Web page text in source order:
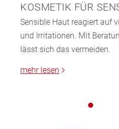
KOSMETIK FÜR
Sensible Haut reagiert auf
und Irritationen. Mit
lässt sich das vermeiden.
mehr lesen